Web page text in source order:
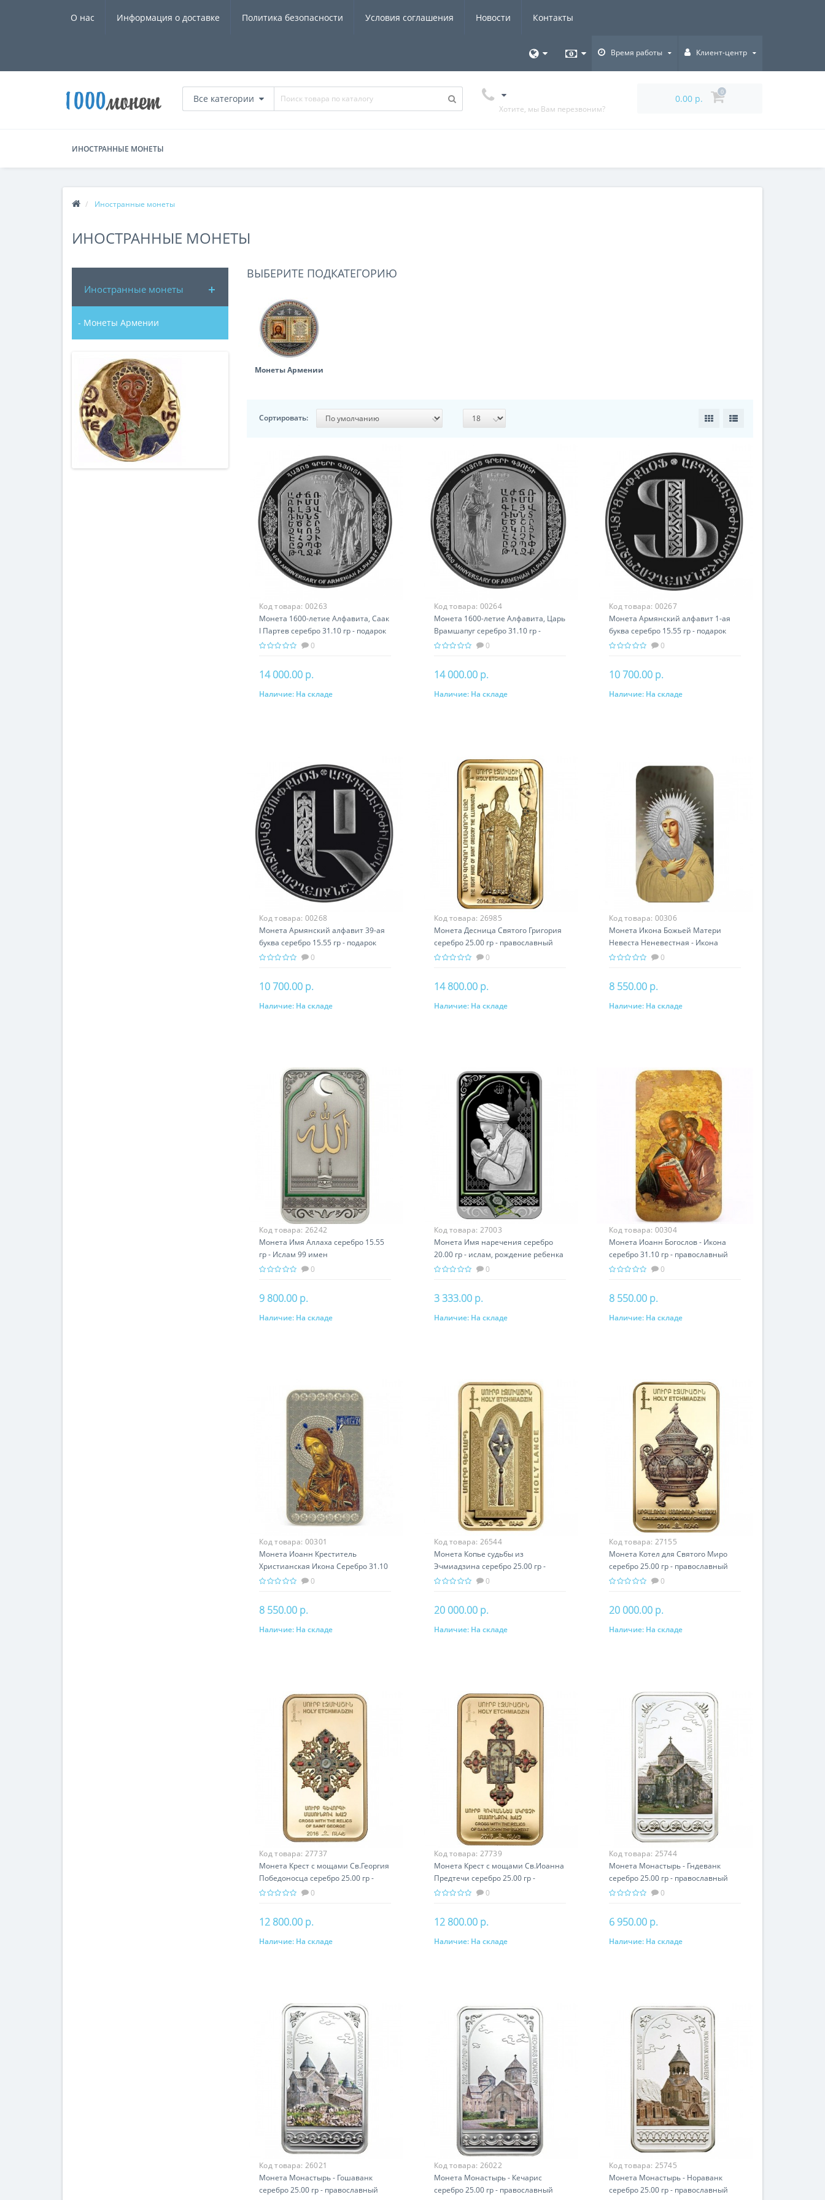
О нас Информация о доставке Политика безопасности Условия соглашения Новости Контакты
Время работы Клиент-центр
Все категории
Хотите, мы Вам перезвоним?
0.00 р.
0
ИНОСТРАННЫЕ МОНЕТЫ
Иностранные монеты
ИНОСТРАННЫЕ МОНЕТЫ
Иностранные монеты
- Монеты Армении
ВЫБЕРИТЕ ПОДКАТЕГОРИЮ
Монеты Армении
Сортировать:
Код товара: 00263
Монета 1600-летие Алфавита, Саак
I Партев серебро 31.10 гр - подарок
история Армении
0
14 000.00 р.
В корзину
Наличие: На складе
Код товара: 00264
Монета 1600-летие Алфавита, Царь
Врамшапуг серебро 31.10 гр -
подарок история Армении
0
14 000.00 р.
В корзину
Наличие: На складе
Код товара: 00267
Монета Армянский алфавит 1-ая
буква серебро 15.55 гр - подарок
история Армении
0
10 700.00 р.
В корзину
Наличие: На складе
Код товара: 00268
Монета Армянский алфавит 39-ая
буква серебро 15.55 гр - подарок
история Армении
0
10 700.00 р.
В корзину
Наличие: На складе
Код товара: 26985
Монета Десница Святого Григория
серебро 25.00 гр - православный
подарок Армении
0
14 800.00 р.
В корзину
Наличие: На складе
Код товара: 00306
Монета Икона Божьей Матери
Невеста Неневестная - Икона
серебро 31.10 гр - православный
0
8 550.00 р.
В корзину
Наличие: На складе
Код товара: 26242
Монета Имя Аллаха серебро 15.55
гр - Ислам 99 имен
0
9 800.00 р.
В корзину
Наличие: На складе
Код товара: 27003
Монета Имя наречения серебро
20.00 гр - ислам, рождение ребенка
0
3 333.00 р.
В корзину
Наличие: На складе
Код товара: 00304
Монета Иоанн Богослов - Икона
серебро 31.10 гр - православный
подарок
0
8 550.00 р.
В корзину
Наличие: На складе
Код товара: 00301
Монета Иоанн Креститель
Христианская Икона Серебро 31.10
гр - православный подарок
0
8 550.00 р.
В корзину
Наличие: На складе
Код товара: 26544
Монета Копье судьбы из
Эчмиадзина серебро 25.00 гр -
православный подарок Армении
0
20 000.00 р.
В корзину
Наличие: На складе
Код товара: 27155
Монета Котел для Святого Миро
серебро 25.00 гр - православный
подарок Армении
0
20 000.00 р.
В корзину
Наличие: На складе
Код товара: 27737
Монета Крест с мощами Св.Георгия
Победоносца серебро 25.00 гр -
православный подарок Армении
0
12 800.00 р.
В корзину
Наличие: На складе
Код товара: 27739
Монета Крест с мощами Св.Иоанна
Предтечи серебро 25.00 гр -
православный подарок Армении
0
12 800.00 р.
В корзину
Наличие: На складе
Код товара: 25744
Монета Монастырь - Гндеванк
серебро 25.00 гр - православный
подарок Армении
0
6 950.00 р.
В корзину
Наличие: На складе
Код товара: 26021
Монета Монастырь - Гошаванк
серебро 25.00 гр - православный
Код товара: 26022
Монета Монастырь - Кечарис
серебро 25.00 гр - православный
Код товара: 25745
Монета Монастырь - Нораванк
серебро 25.00 гр - православный